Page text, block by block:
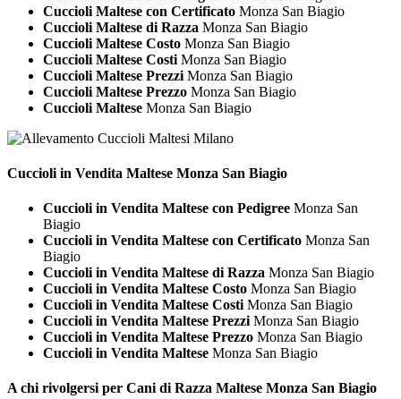
Cuccioli Maltese con Certificato Monza San Biagio
Cuccioli Maltese di Razza Monza San Biagio
Cuccioli Maltese Costo Monza San Biagio
Cuccioli Maltese Costi Monza San Biagio
Cuccioli Maltese Prezzi Monza San Biagio
Cuccioli Maltese Prezzo Monza San Biagio
Cuccioli Maltese Monza San Biagio
Cuccioli in Vendita Maltese Monza San Biagio
Cuccioli in Vendita Maltese con Pedigree Monza San
Biagio
Cuccioli in Vendita Maltese con Certificato Monza San
Biagio
Cuccioli in Vendita Maltese di Razza Monza San Biagio
Cuccioli in Vendita Maltese Costo Monza San Biagio
Cuccioli in Vendita Maltese Costi Monza San Biagio
Cuccioli in Vendita Maltese Prezzi Monza San Biagio
Cuccioli in Vendita Maltese Prezzo Monza San Biagio
Cuccioli in Vendita Maltese Monza San Biagio
A chi rivolgersi per Cani di Razza Maltese Monza San Biagio